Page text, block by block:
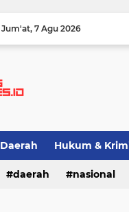
Jum'at 7 Agu 2026
Daerah Hukum &
daerah nasional